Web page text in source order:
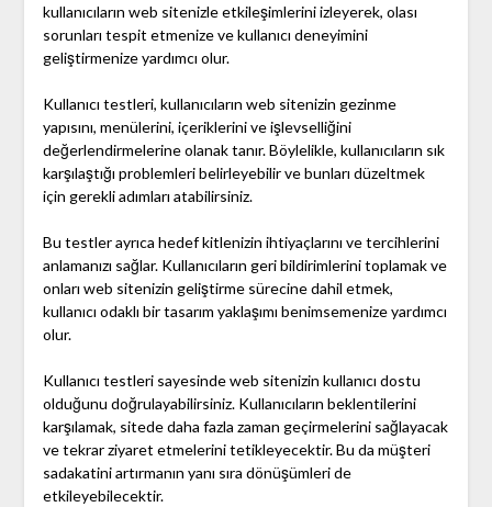
kullanıcıların web sitenizle etkileşimlerini izleyerek, olası
sorunları tespit etmenize ve kullanıcı deneyimini
geliştirmenize yardımcı olur.
Kullanıcı testleri, kullanıcıların web sitenizin gezinme
yapısını, menülerini, içeriklerini ve işlevselliğini
değerlendirmelerine olanak tanır. Böylelikle, kullanıcıların sık
karşılaştığı problemleri belirleyebilir ve bunları düzeltmek
için gerekli adımları atabilirsiniz.
Bu testler ayrıca hedef kitlenizin ihtiyaçlarını ve tercihlerini
anlamanızı sağlar. Kullanıcıların geri bildirimlerini toplamak ve
onları web sitenizin geliştirme sürecine dahil etmek,
kullanıcı odaklı bir tasarım yaklaşımı benimsemenize yardımcı
olur.
Kullanıcı testleri sayesinde web sitenizin kullanıcı dostu
olduğunu doğrulayabilirsiniz. Kullanıcıların beklentilerini
karşılamak, sitede daha fazla zaman geçirmelerini sağlayacak
ve tekrar ziyaret etmelerini tetikleyecektir. Bu da müşteri
sadakatini artırmanın yanı sıra dönüşümleri de
etkileyebilecektir.